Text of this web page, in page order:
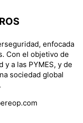
enfocada
Con el objetivo de
a las PYMES, y de
sociedad global